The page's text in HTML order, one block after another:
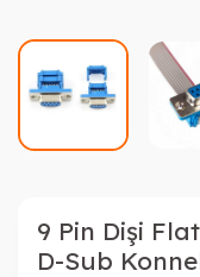
9 Pin Dişi
D-Sub